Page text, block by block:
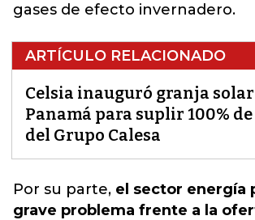
gases de efecto invernadero.
ARTÍCULO RELACIONADO
Celsia inauguró granja
Panamá para suplir 100%
del Grupo Calesa
Por su parte, el sector energía
grave problema frente a la